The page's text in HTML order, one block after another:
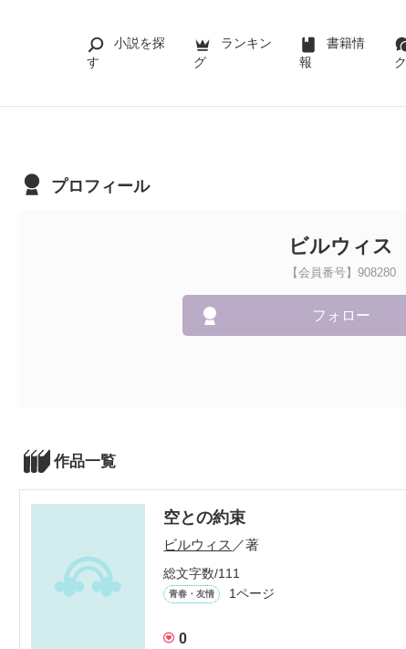
小説を探
す
ランキン
グ
書籍情
報
ク
プロフィール
ビルウィス
【会員番号】908280
フォロー
作品一覧
空との約束
ビルウィス ／著
総文字数/111
青春・友情 1ページ
0